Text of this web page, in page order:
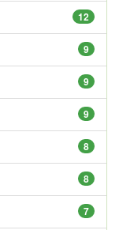
12
9
9
9
8
8
7